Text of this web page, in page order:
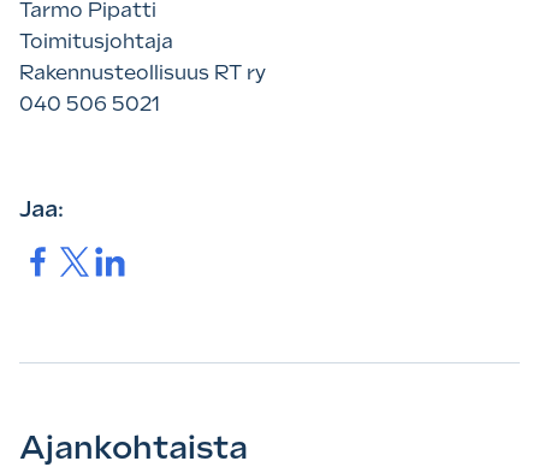
Tarmo Pipatti
Toimitusjohtaja
Rakennusteollisuus RT ry
040 506 5021
Jaa:
Jaa. Jaa.Jaa.
Ajankohtaista